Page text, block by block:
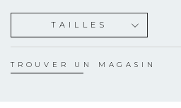
TAILLES
XS
S
TROUVER UN MAGASIN